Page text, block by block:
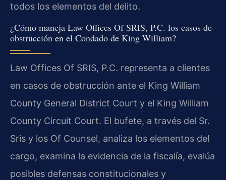
todos los elementos del delito.
¿Cómo maneja Law Offices Of SRIS, P.C. los casos de
obstrucción en el Condado de King William?
Law Offices Of SRIS, P.C. representa a clientes
en casos de obstrucción ante el King William
County General District Court y el King William
County Circuit Court. El bufete, a través del Sr.
Sris y los Of Counsel, analiza los elementos del
cargo, examina la evidencia de la fiscalía, evalúa
posibles defensas constitucionales y